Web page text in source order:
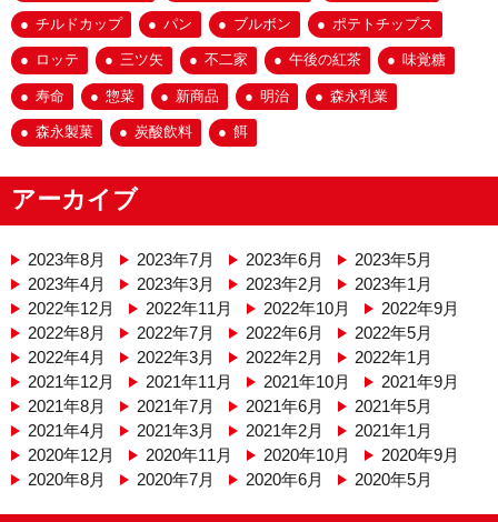
チルドカップ パン ブルボン ポテトチップス
ロッテ 三ツ矢 不二家 午後の紅茶 味覚糖
寿命 惣菜 新商品 明治 森永乳業
森永製菓 炭酸飲料 餌
アーカイブ
2023年8月 2023年7月 2023年6月
2023年5月
2023年4月
2023年3月 2023年2月
2023年1月
2022年12月
2022年11月 2022年10月
2022年9月
2022年8月
2022年7月 2022年6月
2022年5月
2022年4月
2022年3月 2022年2月
2022年1月
2021年12月
2021年11月 2021年10月
2021年9月
2021年8月
2021年7月 2021年6月
2021年5月
2021年4月
2021年3月 2021年2月
2021年1月
2020年12月
2020年11月 2020年10月
2020年9月
2020年8月
2020年7月 2020年6月 2020年5月